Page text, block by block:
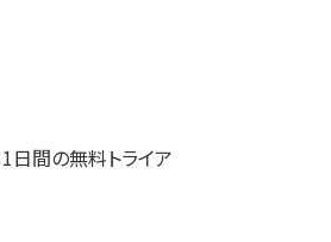
日間の無料トライア